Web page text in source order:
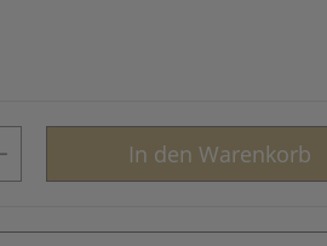
In den Warenkorb